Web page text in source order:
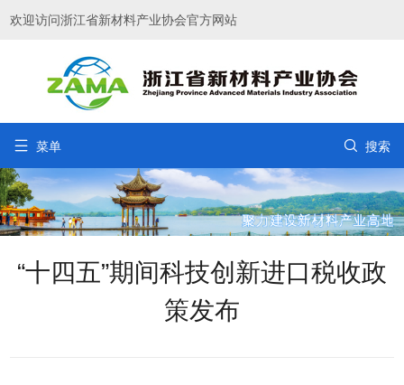
欢迎访问浙江省新材料产业协会官方网站
 菜单  搜索
“十四五”期间科技创新进口税收政
策发布